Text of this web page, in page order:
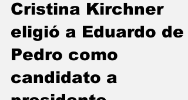
Emiliano Damonte
23 jun 2023
Cristina Kirchner
eligió a Eduardo de
Pedro como